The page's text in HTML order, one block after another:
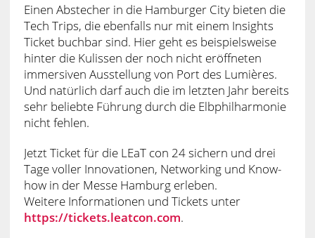
Einen Abstecher in die Hamburger City bieten die
Tech Trips, die ebenfalls nur mit einem Insights
Ticket buchbar sind. Hier geht es beispielsweise
hinter die Kulissen der noch nicht eröffneten
immersiven Ausstellung von Port des Lumières.
Und natürlich darf auch die im letzten Jahr bereits
sehr beliebte Führung durch die Elbphilharmonie
nicht fehlen.
Jetzt Ticket für die LEaT con 24 sichern und drei
Tage voller Innovationen, Networking und Know-
how in der Messe Hamburg erleben.
Weitere Informationen und Tickets unter
https://tickets.leatcon.com.